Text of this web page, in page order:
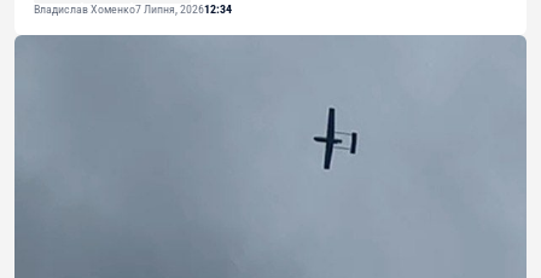
Владислав Хоменко7 Липня, 202612:34